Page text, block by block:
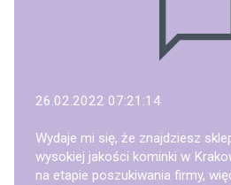
26.02.2022 07:21:14
Wydaje mi się, że znajdziesz
wysokiej jakości kominki w
na etapie poszukiwania firmy,